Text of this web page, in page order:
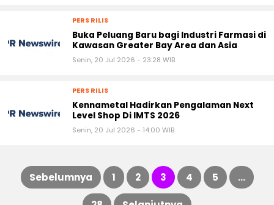
PERS RILIS
Buka Peluang Baru bagi Industri Farmasi di
Kawasan Greater Bay Area dan Asia
Senin, 20 Jul 2026 - 23:28 WIB
PERS RILIS
Kennametal Hadirkan Pengalaman Next
Level Shop Di IMTS 2026
Senin, 20 Jul 2026 - 14:00 WIB
Paginasi
Sebelumnya 1 2 3 4 5 …